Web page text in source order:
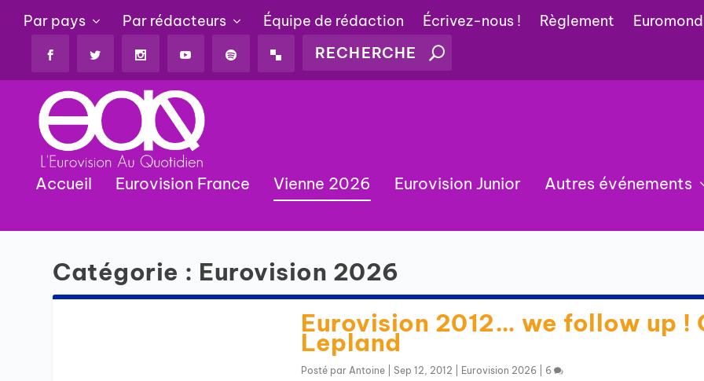
Par pays Par rédacteurs Équipe de rédaction Écrivez-nous ! Règlement
Accueil Eurovision France Vienne 2026 Eurovision Junior Autres événements
Catégorie : Eurovision 2026
Eurovision 2012… we follow up !
Lepland
Posté par Antoine |Sep 12, 2012 Eurovision 2026 6